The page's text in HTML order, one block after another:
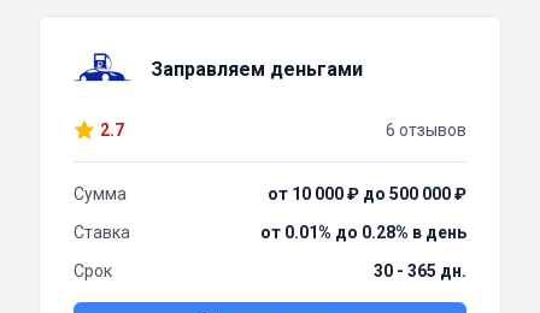
Заправляем деньгами
2.7 6 отзывов
Сумма
от 10 000 ₽ до 500 000 ₽
Ставка
от 0.01% до 0.28% в день
Срок
30 - 365 дн.